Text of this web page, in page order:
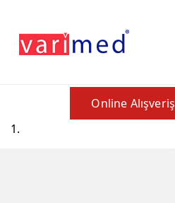
Online Alışveriş